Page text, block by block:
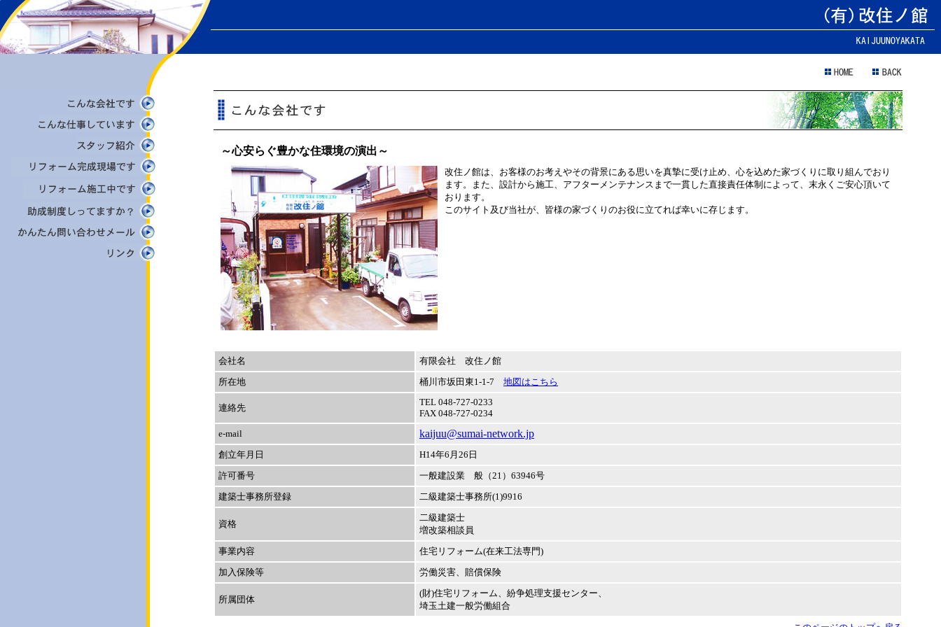
～心安らぐ豊かな住環境の演出～
改住ノ館は、お客様のお考えやその背景にある思いを真摯に受け止め、心を込めた家づくりに取り組んでおり
ます。また、設計から施工、アフターメンテナンスまで一貫した直接責任体制によって、末永くご安心頂いて
おります。
このサイト及び当社が、皆様の家づくりのお役に立てれば幸いに存じます。
会社名
有限会社 改住ノ館
所在地
桶川市坂田東1-1-7 地図はこちら
連絡先
TEL 048-727-0233
FAX 048-727-0234
e-mail
kaijuu@sumai-network.jp
創立年月日
H14年6月26日
許可番号
一般建設業 般（21）63946号
建築士事務所登録
二級建築士事務所(1)9916
資格
二級建築士
増改築相談員
事業内容
住宅リフォーム(在来工法専門)
加入保険等
労働災害、賠償保険
所属団体
(財)住宅リフォーム、紛争処理支援センター、
埼玉土建一般労働組合